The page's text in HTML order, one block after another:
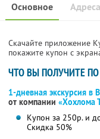
Основное Адреса
Скачайте приложение
покажите купон с
ЧТО ВЫ ПОЛУЧИТЕ
1-дневная экскурсия в
от компании «Хохлома
Купон за 250р. и
Скидка 50%